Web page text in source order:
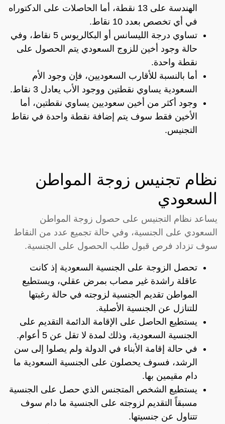
الهندسة على 13 نقطة، أما الحاصلات على الدكتوراه
في أي تخصص بعدد 10 نقاط.
تساوي درجة الليسانس أو البكالريوس 5 نقاط، وفي
حالة وجود أخين للزوج السعودي يتم الحصول على
نقطة واحدة.
أما بالنسبة للأقارب السعوديين، فإن وجود الأم
السعودية يساوي نقطتين ووجود الأب يعادل 3 نقاط.
وجود أكثر من أخين سعوديين يساوي نقطتين، أما
الأخين فقط سوف يتم إضافة نقطة واحدة في نقاط
التجنيس.
نظام تجنيس زوجة المواطن
السعودي
يساعد نظام التجنيس على حصول زوجة المواطن
السعودي على الجنسية، وفي حالة تجميع عدد من النقاط
سوف تزداد فرص قبول طلب الحصول على الجنسية.
تحصل الزوجة على الجنسية السعودية إذ كانت
عاقلة راشدة غير مصاب بمرض عقلي، ويستطيع
المواطن تقديم الجنسية لزوجته في حالة رغبتها
للتنازل عن الجنسية الأصلية.
يستطيع الحاصل على الإقامة الدائمة التقديم على
الجنسية السعودية، وذلك لمدة لا تقل عن 5 أعوام.
في حالة إقامة الأبناء في الدولة ولم يصلوا إلى سن
الرشد، فسوف يحصلون على الجنسية السعودية ما
دام مقيمين بها.
يستطيع الشخص المتجنس الذي حصل على الجنسية
مسبقاً التقديم لزوجته على الجنسية ما دام سوف
تتناول عن جنسيتها.